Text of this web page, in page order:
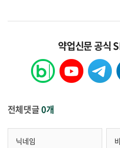
약업신문 공식
전체댓글0개